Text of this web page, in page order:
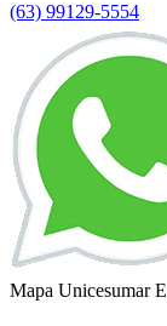
(63) 99129-5554
Mapa Unicesumar